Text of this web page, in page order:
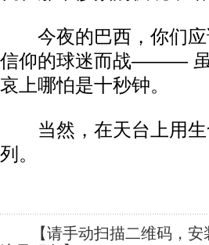
今夜的巴西，你们应
信仰的球迷而战——— 虽
哀上哪怕是十秒钟。
当然，在天台上用生
列。
【请手动扫描二维码，安